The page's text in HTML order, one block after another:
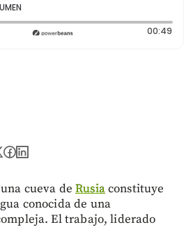
0 segundos 00:49
cueva deRusiaconstituye
conocida de una
El trabajo, liderado